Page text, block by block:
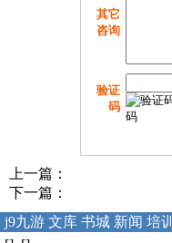
其它
咨询
验证
码
上一篇：
下一篇：
j9九游 文库 书城 新闻 培训